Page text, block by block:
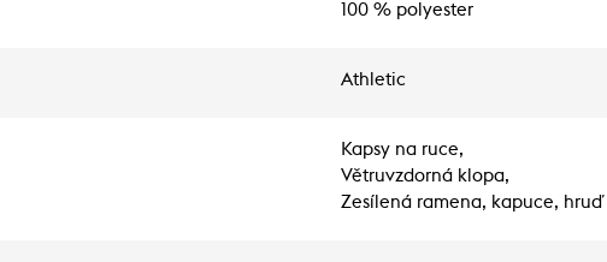
100 % polyester
Athletic
Kapsy na ruce,
Větruvzdorná klopa,
Zesílená ramena, kapuce, hruď